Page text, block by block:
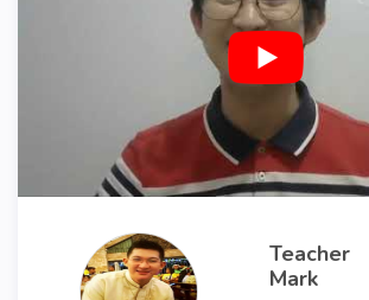
Teacher
Mark